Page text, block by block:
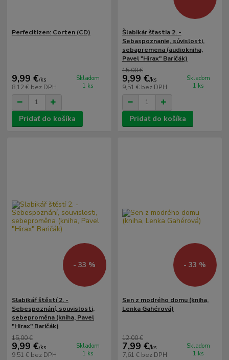
Perfecitizen: Corten (CD)
9,99 €/ks
8,12 € bez DPH
Skladom
1 ks
Pridať do košíka
Šlabikár šťastia 2. -
Sebaspoznanie, súvislosti,
sebapremena (audiokniha,
Pavel "Hirax" Baričák)
15,00 €
9,99 €/ks
9,51 € bez DPH
Skladom
1 ks
Pridať do košíka
- 33 %
Slabikář štěstí 2. -
Sebespoznání, souvislosti,
sebeproměna (kniha, Pavel
"Hirax" Baričák)
15,00 €
9,99 €/ks
9,51 € bez DPH
Skladom
1 ks
- 33 %
Sen z modrého domu (kniha,
Lenka Gahérová)
12,00 €
7,99 €/ks
7,61 € bez DPH
Skladom
1 ks